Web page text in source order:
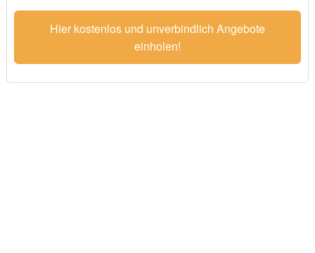
Hier kostenlos und unverbindlich Angebote
einholen!